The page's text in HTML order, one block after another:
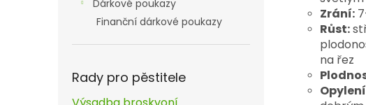
Dárkové poukazy
Finanční dárkové poukazy
Rady pro pěstitele
Zrání:
Růst:
na řez